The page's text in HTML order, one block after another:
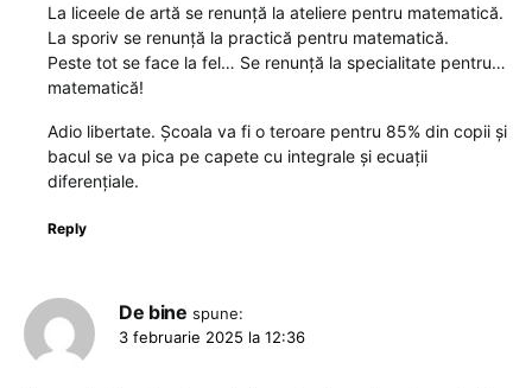
La liceele de artă se renunță la ateliere pentru matematică.
La sporiv se renunță la practică pentru matematică.
Peste tot se face la fel… Se renunță la specialitate pentru…
matematică!
Adio libertate. Școala va fi o teroare pentru 85% din copii și
bacul se va pica pe capete cu integrale și ecuații
diferențiale.
Reply
De bine spune:
3 februarie 2025 la 12:36